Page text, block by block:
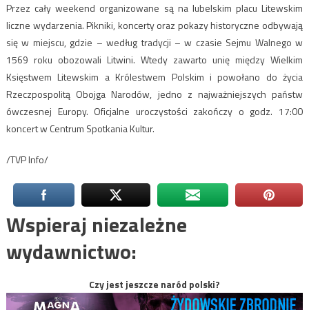
Przez cały weekend organizowane są na lubelskim placu Litewskim
liczne wydarzenia. Pikniki, koncerty oraz pokazy historyczne odbywają
się w miejscu, gdzie – według tradycji – w czasie Sejmu Walnego w
1569 roku obozowali Litwini. Wtedy zawarto unię między Wielkim
Księstwem Litewskim a Królestwem Polskim i powołano do życia
Rzeczpospolitą Obojga Narodów, jedno z najważniejszych państw
ówczesnej Europy. Oficjalne uroczystości zakończy o godz. 17:00
koncert w Centrum Spotkania Kultur.
/TVP Info/
Wspieraj niezależne
wydawnictwo:
Czy jest jeszcze naród polski?